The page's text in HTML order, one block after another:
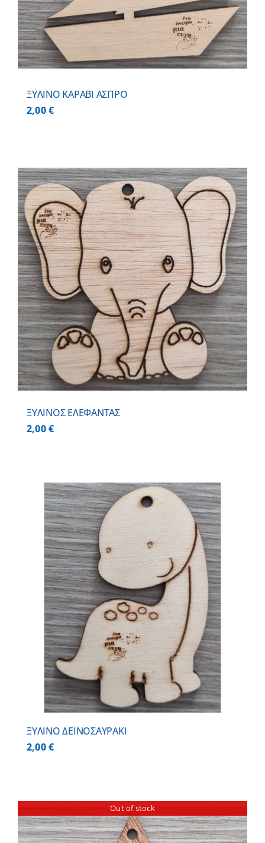
ΞΥΛΙΝΟ ΚΑΡΑΒΙ ΑΣΠΡΟ
2,00€
ΞΥΛΙΝΟΣ ΕΛΕΦΑΝΤΑΣ
2,00€
ΞΥΛΙΝΟ ΔΕΙΝΟΣΑΥΡΑΚΙ
2,00€
Out of stock